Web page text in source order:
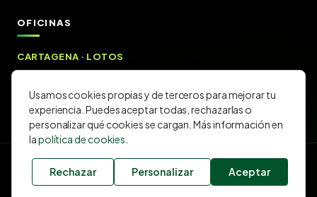
OFICINAS
CARTAGENA · LOTOS
C/ Lotos 11 — 30205 Cartagena (Murcia)
Cómo llegar →
derechos reservados.
Usamos cookies propias y de terceros para mejorar tu
experiencia. Puedes aceptar todas, rechazarlas o
personalizar qué cookies se cargan. Más información en
lapolítica de cookies
Rechazar Personalizar Aceptar